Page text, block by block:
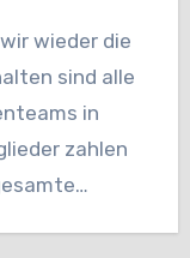
wieder die
sind alle
in
zahlen